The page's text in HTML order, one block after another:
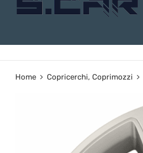
Home Copricerchi, Coprimozzi